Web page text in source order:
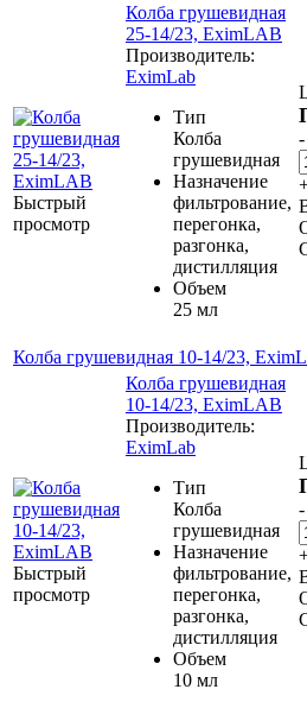
Быстрый
просмотр
Колба грушевидная
25-14/23, EximLAB
Производитель:
EximLab
Тип
Колба
грушевидная
Назначение
фильтрование,
перегонка,
разгонка,
дистилляция
Объем
25 мл
-
Колба грушевидная 10-14/23,
Быстрый
просмотр
Колба грушевидная
10-14/23, EximLAB
Производитель:
EximLab
Тип
Колба
грушевидная
Назначение
фильтрование,
перегонка,
разгонка,
дистилляция
Объем
10 мл
-